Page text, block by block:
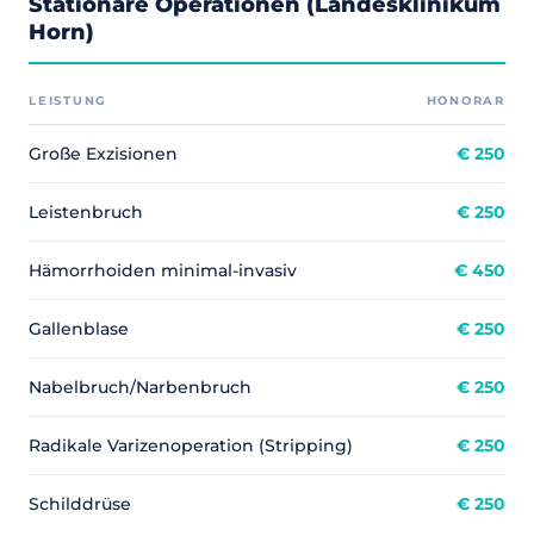
Horn)
LEISTUNG HONORAR
Große Exzisionen € 250
Leistenbruch € 250
Hämorrhoiden minimal-invasiv € 450
Gallenblase € 250
Nabelbruch/Narbenbruch € 250
Radikale Varizenoperation (Stripping) € 250
Schilddrüse € 250